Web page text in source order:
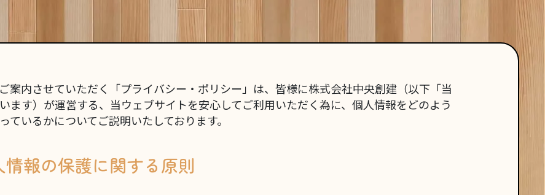
案内させていただく「プライバシー・ポリシー」は、皆様に株式会社中央創建（以下「当
ます）が運営する、当ウェブサイトを安心してご利用いただく為に、個人情報をどのよう
ているかについてご説明いたしております。
情報の保護に関する原則